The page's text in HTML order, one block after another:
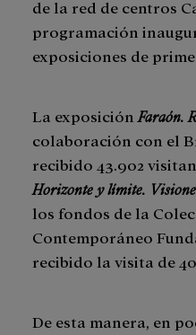
de la red de centros
programación
exposiciones de
La exposición Faraón.
colaboración con el
recibido 43.902
Horizonte y límite.
los fondos de la
Contemporáneo
recibido la visita de
De esta manera, en